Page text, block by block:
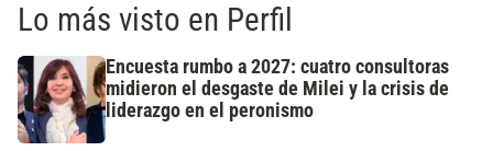
Lo más visto en Perfil
Encuesta rumbo a 2027: cuatro consultoras
midieron el desgaste de Milei y la crisis de
liderazgo en el peronismo